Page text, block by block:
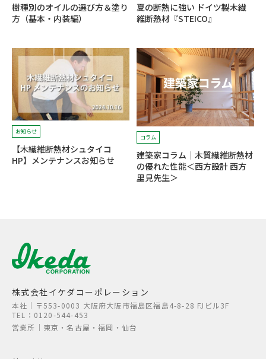
樹種別のオイルの選び方＆塗り
方（基本・内装編）
夏の断熱に強い ドイツ製木繊
維断熱材『STEICO』
お知らせ
【木繊維断熱材シュタイコ
HP】メンテナンスお知らせ
コラム
建築家コラム｜木質繊維断熱材
の優れた性能＜西方設計 西方
里見先生＞
株式会社イケダコーポレーション
本社│〒553-0003 大阪府大阪市福島区福島4-8-28 FJビル3F
TEL：0120-544-453
営業所│東京・名古屋・福岡・仙台